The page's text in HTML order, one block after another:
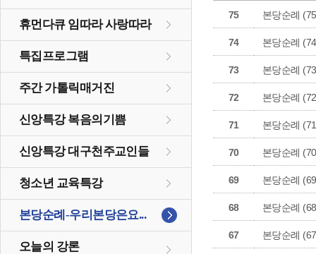
휴먼다큐 임따라 사랑따라
특집프로그램
주간 가톨릭매거진
신앙특강 복음의기쁨
신앙특강 대구천주교인들
청소년 교육특강
본당순례-우리본당은요...
오늘의 강론
75 본당순례
74 본당순례
73 본당순례
72 본당순례
71 본당순례
70 본당순례
69 본당순례
68 본당순례
67 본당순례